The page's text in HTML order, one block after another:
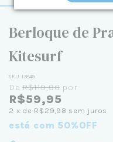
Berloque de
Kitesurf
SKU: 13849
DeR$119,90 por
R$59,95
2 x de R$29,98 sem juros
está com 50%OFF